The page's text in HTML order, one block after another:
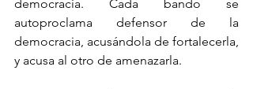
democracia. Cada bando se
autoproclama defensor de la
democracia, acusándola de fortalecerla,
y acusa al otro de amenazarla.